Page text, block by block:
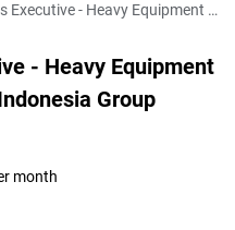
- Heavy Equipment | PT Daswell Indonesia Group
- Heavy Equipment
Group
month